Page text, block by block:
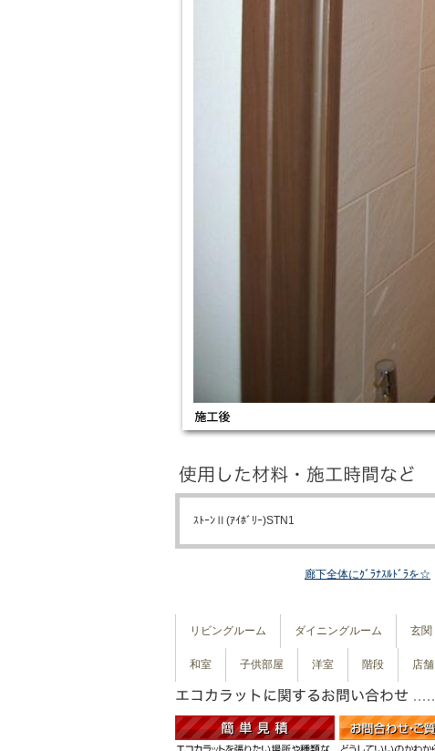
ｽﾄｰﾝⅡ(ｱｲﾎﾞﾘｰ)STN1
廊下全体にｸﾞﾗﾅｽﾙﾄﾞﾗを☆
リビングルーム ダイニングルーム 玄関
和室 子供部屋 洋室 階段 店舗